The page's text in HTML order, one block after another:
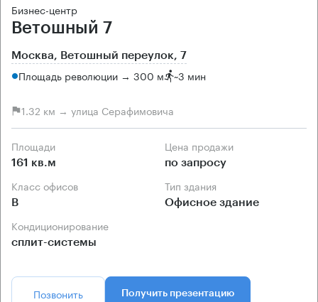
Бизнес-центр
Ветошный 7
Москва, Ветошный переулок, 7
Площадь революции → 300 м ~3 мин
1.32 км → улица Серафимовича
Площади
161 кв.м
Цена продажи
по запросу
Класс офисов
B
Тип здания
Офисное здание
Кондиционирование
сплит-системы
Позвонить Получить презентацию